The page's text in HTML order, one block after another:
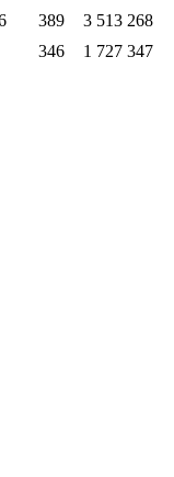
389
3 513 268
346 1 727 347